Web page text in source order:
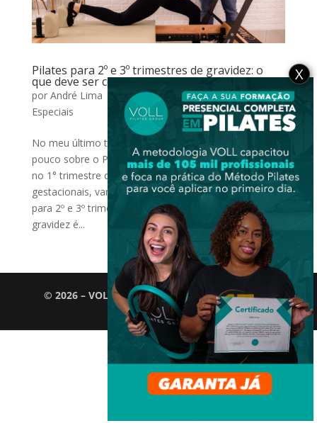
Pilates para 2º e 3º trimestres de gravidez: o
que deve ser considerado neste período?
por André Lima mar 25, 2024 |Gestantes,Grupos
Especiais
No meu último texto para o Blog Pilates, falei um
pouco sobre o Pilates na gravidez e sua importância
no 1° trimestre de gestação. Seguindo as fases
gestacionais, vamos abordar sobre o Método Pilates
para 2º e 3º trimestres de gravidez. O 2° trimestre de
gravidez é...
© 2026 – VOLL Pilates Group. Todos os direitos
reservados.
X